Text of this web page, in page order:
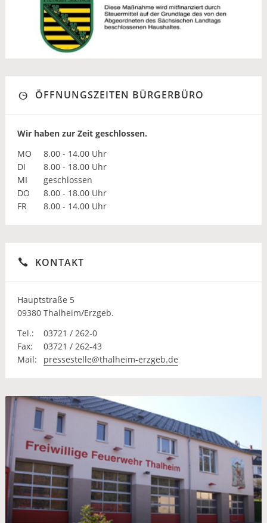
ÖFFNUNGSZEITEN BÜRGERBÜRO
Wir haben zur Zeit geschlossen.
MO
8.00 - 14.00 Uhr
DI
8.00 - 18.00 Uhr
MI
geschlossen
DO
8.00 - 18.00 Uhr
FR
8.00 - 14.00 Uhr
KONTAKT
Hauptstraße 5
09380 Thalheim/Erzgeb.
Tel.:
03721 / 262-0
Fax:
03721 / 262-43
Mail:
pressestelle@thalheim-erzgeb.de